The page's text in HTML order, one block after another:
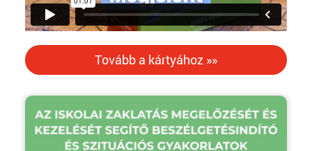
Tovább a kártyához »»